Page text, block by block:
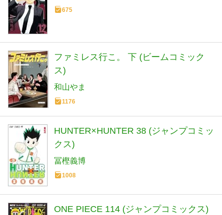
675
ファミレス行こ。 下 (ビームコミック
ス)
和山やま
1176
HUNTER×HUNTER 38 (ジャンプコミッ
クス)
冨樫義博
1008
ONE PIECE 114 (ジャンプコミックス)